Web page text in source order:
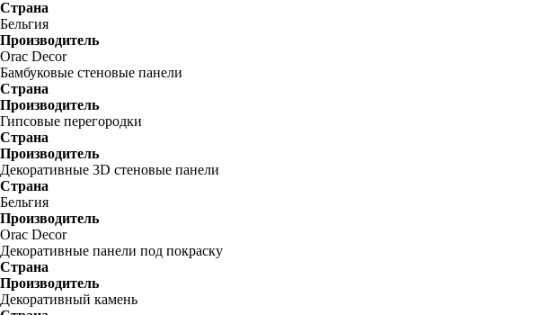
Страна
Бельгия
Производитель
Orac Decor
Бамбуковые стеновые панели
Страна
Производитель
Гипсовые перегородки
Страна
Производитель
Декоративные 3D стеновые панели
Страна
Бельгия
Производитель
Orac Decor
Декоративные панели под покраску
Страна
Производитель
Декоративный камень